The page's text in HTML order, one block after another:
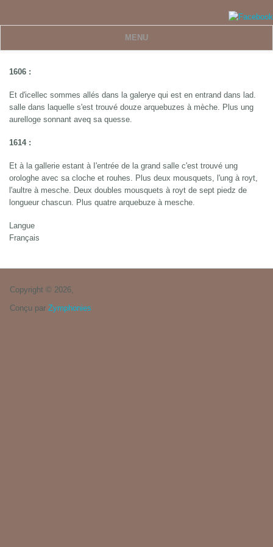
MENU
1606 :
Et d'icellec sommes allés dans la galerye qui est en entrand dans lad.
salle dans laquelle s'est trouvé douze arquebuzes à mèche. Plus ung
aurelloge sonnant aveq sa quesse.
1614 :
Et à la gallerie estant à I'entrée de la grand salle c'est trouvé ung
orologhe avec sa cloche et rouhes. Plus deux mousquets, l'ung à royt,
l'aultre à mesche. Deux doubles mousquets à royt de sept piedz de
longueur chascun. Plus quatre arquebuze à mesche.
Langue
Français
Copyright © 2026,
Conçu par Zymphonies